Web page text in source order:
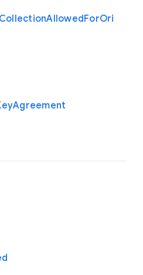
CollectionAllowedForOri
Agreement